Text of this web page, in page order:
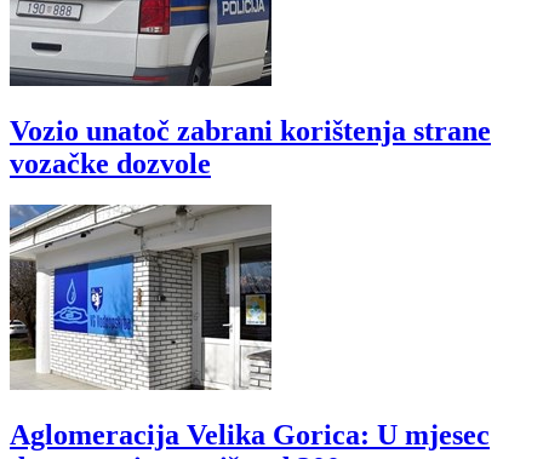
Vozio unatoč zabrani korištenja strane
vozačke dozvole
Aglomeracija Velika Gorica: U mjesec